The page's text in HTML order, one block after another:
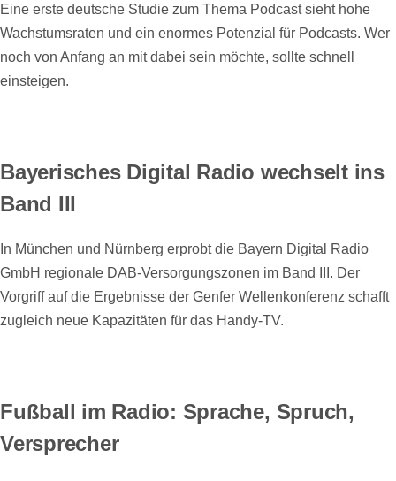
Eine erste deutsche Studie zum Thema Podcast sieht hohe
Wachstumsraten und ein enormes Potenzial für Podcasts. Wer
noch von Anfang an mit dabei sein möchte, sollte schnell
einsteigen.
Bayerisches Digital Radio wechselt ins
Band III
In München und Nürnberg erprobt die Bayern Digital Radio
GmbH regionale DAB-Versorgungszonen im Band III. Der
Vorgriff auf die Ergebnisse der Genfer Wellenkonferenz schafft
zugleich neue Kapazitäten für das Handy-TV.
Fußball im Radio: Sprache, Spruch,
Versprecher